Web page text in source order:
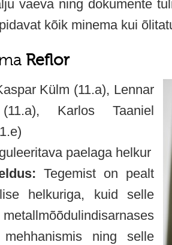
vaeva ning dokumente
kõik minema kui
Reflor
Külm (11.a), Lennar
Karlos Taaniel
paelaga helkur
Tegemist on pealt
helkuriga, kuid selle
mehhanismis ning selle